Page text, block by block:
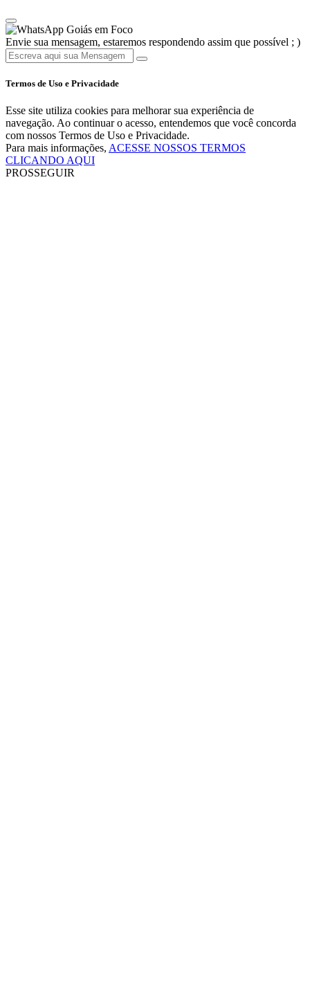
Goiás em Foco
Envie sua mensagem, estaremos respondendo assim que possível ; )
Termos de Uso e Privacidade
Esse site utiliza cookies para melhorar sua experiência de
navegação. Ao continuar o acesso, entendemos que você concorda
com nossos Termos de Uso e Privacidade.
Para mais informações, ACESSE NOSSOS TERMOS
CLICANDO AQUI
PROSSEGUIR